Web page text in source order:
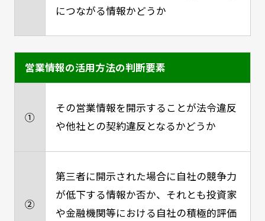
につながる情報かどうか
営業情報の活用方法の判断要素
①
その営業情報を開示することが法令違反
や他社との契約違反となるかどうか
②
第三者に開示された場合に自社の競争力
が低下する情報か否か、それとも投資家
や金融機関等における自社の積極的評価